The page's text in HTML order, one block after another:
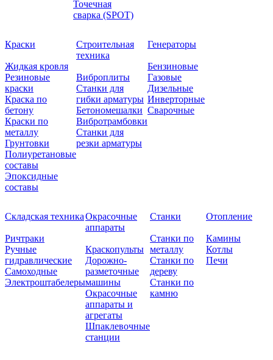
Точечная
сварка (SPOT)
Краски
Жидкая кровля
Резиновые
краски
Краска по
бетону
Краски по
металлу
Грунтовки
Полиуретановые
составы
Эпоксидные
составы
Строительная
техника
Виброплиты
Станки для
гибки арматуры
Бетономешалки
Вибротрамбовки
Станки для
резки арматуры
Генераторы
Бензиновые
Газовые
Дизельные
Инверторные
Сварочные
Складская техника
Ричтраки
Ручные
гидравлические
Самоходные
Электроштабелеры
Окрасочные
аппараты
Краскопульты
Дорожно-
разметочные
машины
Окрасочные
аппараты и
агрегаты
Шпаклевочные
станции
Станки
Станки по
металлу
Станки по
дереву
Станки по
камню
Отопление
Камины
Котлы
Печи